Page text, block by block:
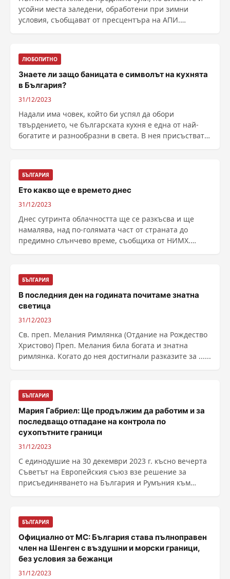
усойни места заледени, обработени при зимни
условия, съобщават от пресцентъра на АПИ.
ЛЮБОПИТНО
Знаете ли защо баницата е символът на кухнята
в България?
31/12/2023
Надали има човек, който би успял да обори
твърдението, че българската кухня е една от най-
богатите и разнообразни в света. В нея присъстват
БЪЛГАРИЯ
Ето какво ще е времето днес
31/12/2023
Днес сутринта облачността ще се разкъсва и ще
намалява, над по-голямата част от страната до
предимно слънчево време, съобщиха от НИМХ.
БЪЛГАРИЯ
В последния ден на годината почитаме знатна
светица
31/12/2023
Св. преп. Мелания Римлянка (Отдание на Рождество
Христово) Преп. Мелания била богата и знатна
римлянка. Когато до нея достигнали разказите за ......
БЪЛГАРИЯ
Мария Габриел: Ще продължим да работим и за
последващо отпадане на контрола по
сухопътните граници
31/12/2023
С единодушие на 30 декември 2023 г. късно вечерта
Съветът на Европейския съюз взе решение за
присъединяването на България и Румъния към
БЪЛГАРИЯ
Официално от МС: България става пълноправен
член на Шенген с въздушни и морски граници,
без условия за бежанци
31/12/2023